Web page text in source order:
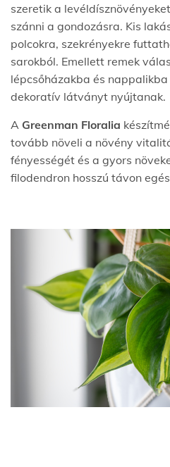
szeretik a
szánni a gondozásra. Kis
polcokra, szekrényekre
sarokból. Emellett remek
lépcsőházakba és
dekoratív látványt nyújtanak.
A Greenman Floralia
tovább növeli a növény
fényességét és a gyors
filodendron hosszú távon